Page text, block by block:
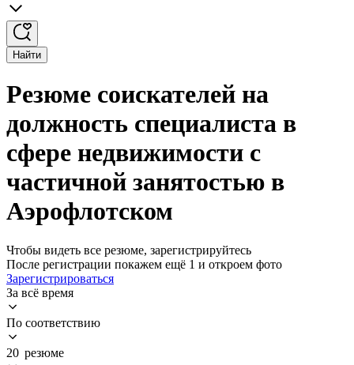
Найти
Резюме соискателей на
должность специалиста в
сфере недвижимости с
частичной занятостью в
Аэрофлотском
Чтобы видеть все резюме, зарегистрируйтесь
После регистрации покажем ещё 1 и откроем фото
Зарегистрироваться
За всё время
По соответствию
20 резюме